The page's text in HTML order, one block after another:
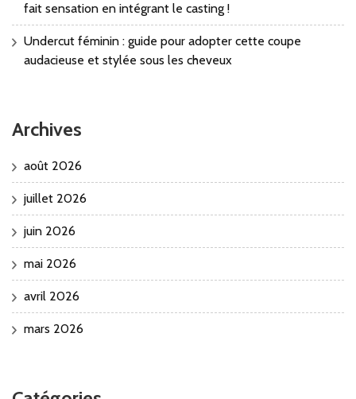
fait sensation en intégrant le casting !
Undercut féminin : guide pour adopter cette coupe
audacieuse et stylée sous les cheveux
Archives
août 2026
juillet 2026
juin 2026
mai 2026
avril 2026
mars 2026